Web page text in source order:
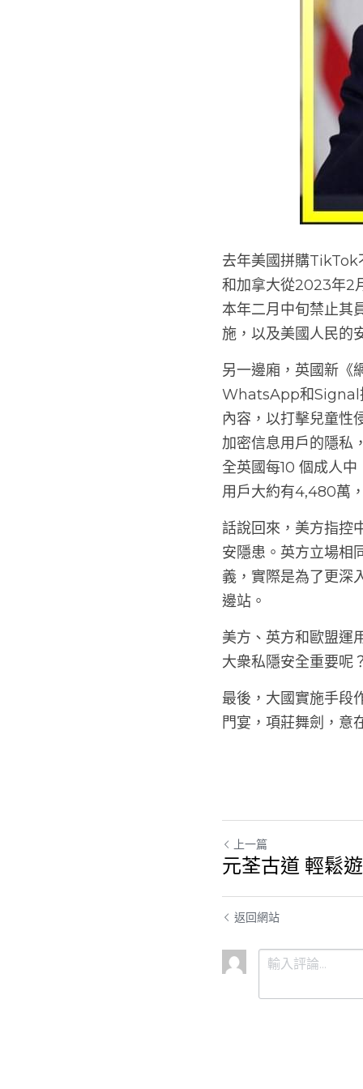
去年美國拼購TikTok
和加拿大從2023年2
本年二月中旬禁止其
施，以及美國人民的
另一邊廂，英國新《
WhatsApp和Signal
內容，以打擊兒童
加密信息用戶的隱私
全英國每10 個成人
用戶大約有4,480萬
話說回來，美方指控
安隱患。英方立場
義，實際是為了更深
邊站。
美方、英方和歐盟運
大衆私隱安全重要呢
最後，大國實施手段
門宴，項莊舞劍，意
上一篇
元荃古道 輕鬆
返回網站